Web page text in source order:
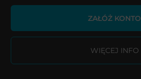
ZAŁÓŻ KONTO
WIĘCEJ INFO